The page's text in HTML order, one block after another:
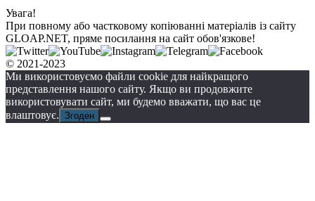
Увага!
При повному або частковому копіюванні матеріалів із сайту
GLOAP.NET, пряме посилання на сайт обов'язкове!
© 2021-2023
Ми використовуємо файли cookie для найкращого
представлення нашого сайту. Якщо ви продовжите
використовувати сайт, ми будемо вважати, що вас це
влаштовує. Згоден